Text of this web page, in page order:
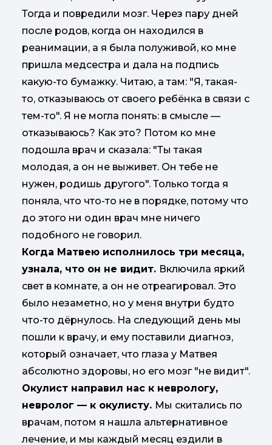
Тогда и повредили мозг. Через пару дней
после родов, когда он находился в
реанимации, а я была полуживой, ко мне
пришла медсестра и дала на подпись
какую-то бумажку. Читаю, а там: "Я, такая-
то, отказываюсь от своего ребёнка в связи с
тем-то". Я не могла понять: в смысле —
отказываюсь? Как это? Потом ко мне
подошла врач и сказала: "Ты такая
молодая, а он не выживет. Он тебе не
нужен, родишь другого". Только тогда я
поняла, что что-то не в порядке, потому что
до этого ни один врач мне ничего
подобного не говорил.
Когда Матвею исполнилось три месяца,
узнала, что он не видит. Включила яркий
свет в комнате, а он не отреагировал. Это
было незаметно, но у меня внутри будто
что-то дёрнулось. На следующий день мы
пошли к врачу, и ему поставили диагноз,
который означает, что глаза у Матвея
абсолютно здоровы, но его мозг "не видит".
Окулист направил нас к неврологу,
невролог — к окулисту. Мы скитались по
врачам, потом я нашла альтернативное
лечение, и мы каждый месяц ездили в